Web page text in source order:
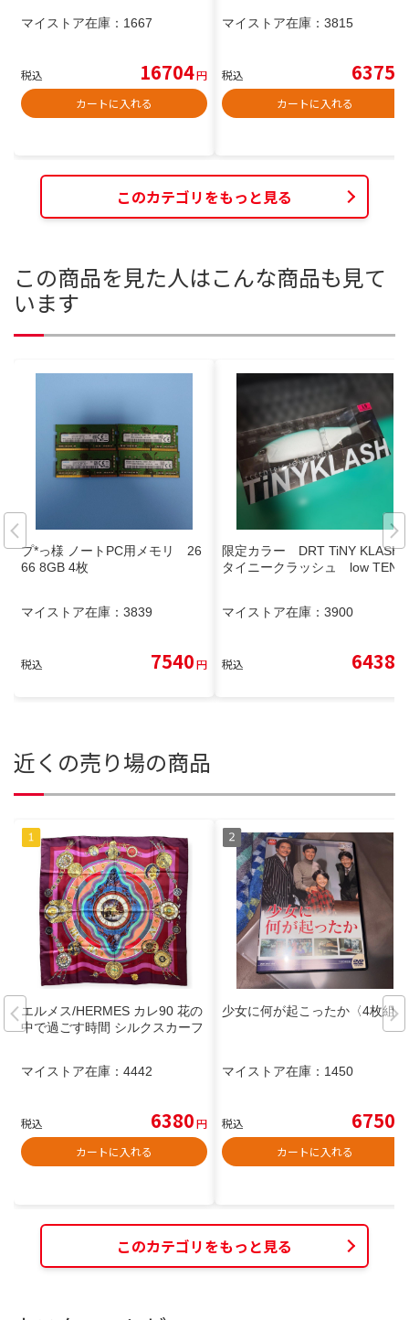
マイストア在庫： 1667
税込 16704円
カートに入れる
マイストア在庫： 3815
税込 6375
カートに入れる
このカテゴリをもっと見る
この商品を見た人はこんな商品も見て
います
プ*っ様 ノートPC用メモリ 26
66 8GB 4枚
マイストア在庫： 3839
税込 7540円
限定カラー DRT TiNY KLASH
タイニークラッシュ low TEN
マイストア在庫： 3900
税込 6438
近くの売り場の商品
エルメス/HERMES カレ90 花の
中で過ごす時間 シルクスカーフ
マイストア在庫： 4442
税込 6380円
カートに入れる
少女に何が起こったか〈4枚組〉
マイストア在庫： 1450
税込 6750
カートに入れる
このカテゴリをもっと見る